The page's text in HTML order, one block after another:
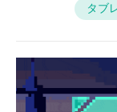
タブ